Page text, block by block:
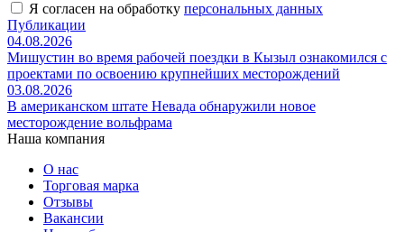
Я согласен на обработку персональных данных
Публикации
04.08.2026
Мишустин во время рабочей поездки в Кызыл ознакомился с
проектами по освоению крупнейших месторождений
03.08.2026
В американском штате Невада обнаружили новое
месторождение вольфрама
Наша компания
О нас
Торговая марка
Отзывы
Вакансии